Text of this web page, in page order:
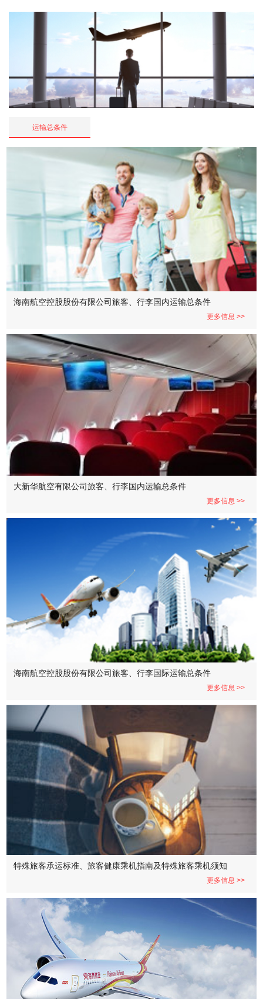
运输总条件
海南航空控股股份有限公司旅客、行李国内运输总条件
更多信息 >>
大新华航空有限公司旅客、行李国内运输总条件
更多信息 >>
海南航空控股股份有限公司旅客、行李国际运输总条件
更多信息 >>
特殊旅客承运标准、旅客健康乘机指南及特殊旅客乘机须知
更多信息 >>